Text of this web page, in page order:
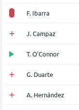
F. Ibarra
J. Campaz
T. O'Connor
G. Duarte
A. Hernández